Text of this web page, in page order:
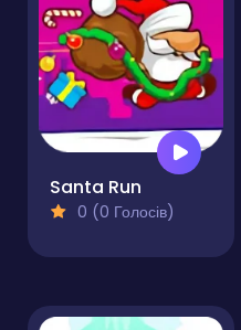
Santa Run
0 (0 Голосів)